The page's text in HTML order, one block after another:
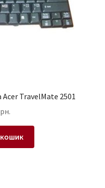
TravelMate 2501